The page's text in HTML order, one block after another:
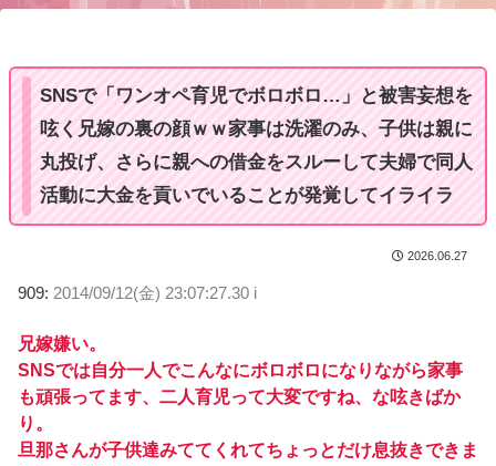
SNSで「ワンオペ育児でボロボロ…」と被害妄想を
呟く兄嫁の裏の顔ｗｗ家事は洗濯のみ、子供は親に
丸投げ、さらに親への借金をスルーして夫婦で同人
活動に大金を貢いでいることが発覚してイライラ
2026.06.27
909: 2014/09/12(金) 23:07:27.30 i
兄嫁嫌い。
SNSでは自分一人でこんなにボロボロになりながら家事
も頑張ってます、二人育児って大変ですね、な呟きばか
り。
旦那さんが子供達みててくれてちょっとだけ息抜きできま